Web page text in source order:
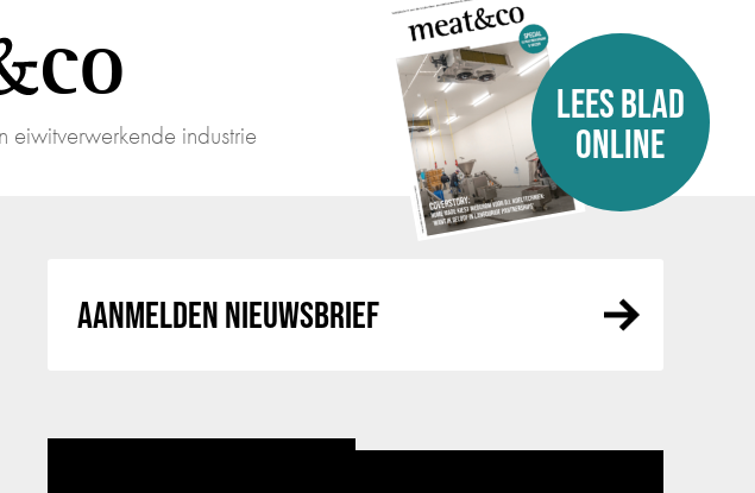
co
industrie
LEES BLAD
ONLINE
AANMELDEN NIEUWSBRIEF